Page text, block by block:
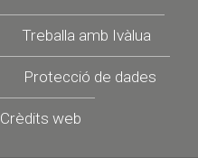
Treballa amb Ivàlua
Protecció de dades
Crèdits web